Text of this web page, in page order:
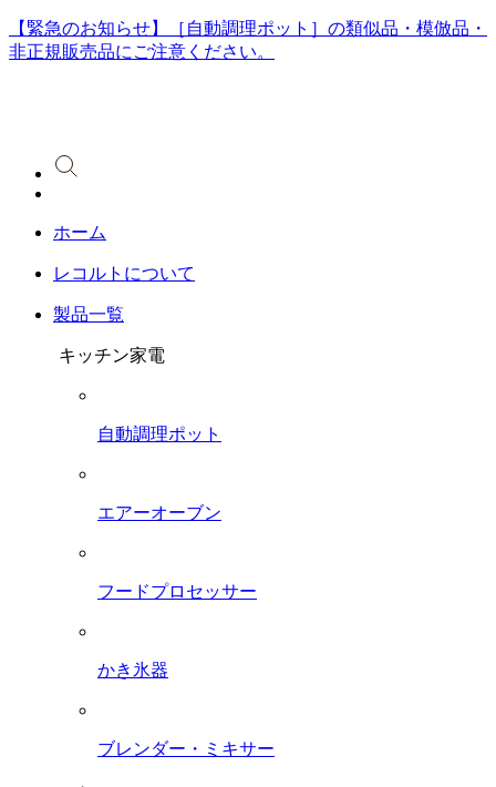
【緊急のお知らせ】［自動調理ポット］の類似品・模倣品・
非正規販売品にご注意ください。
ホーム
レコルトについて
製品一覧
キッチン家電
自動調理ポット
エアーオーブン
フードプロセッサー
かき氷器
ブレンダー・ミキサー